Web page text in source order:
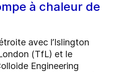
à chaleur de
avec l’Islington
(TfL) et le
Engineering